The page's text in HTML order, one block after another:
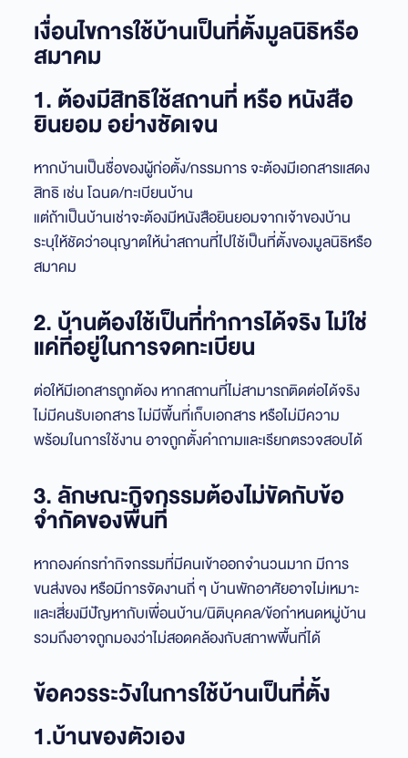
เงื่อนไขการใช้บ้านเป็นที่ตั้งมูลนิธิหรือ
สมาคม
1. ต้องมีสิทธิใช้สถานที่ หรือ หนังสือ
ยินยอม อย่างชัดเจน
หากบ้านเป็นชื่อของผู้ก่อตั้ง/กรรมการ จะต้องมีเอกสารแสดง
สิทธิ เช่น โฉนด/ทะเบียนบ้าน
แต่ถ้าเป็นบ้านเช่าจะต้องมีหนังสือยินยอมจากเจ้าของบ้าน
ระบุให้ชัดว่าอนุญาตให้นำสถานที่ไปใช้เป็นที่ตั้งของมูลนิธิหรือ
สมาคม
2. บ้านต้องใช้เป็นที่ทำการได้จริง ไม่ใช่
แค่ที่อยู่ในการจดทะเบียน
ต่อให้มีเอกสารถูกต้อง หากสถานที่ไม่สามารถติดต่อได้จริง
ไม่มีคนรับเอกสาร ไม่มีพื้นที่เก็บเอกสาร หรือไม่มีความ
พร้อมในการใช้งาน อาจถูกตั้งคำถามและเรียกตรวจสอบได้
3. ลักษณะกิจกรรมต้องไม่ขัดกับข้อ
จำกัดของพื้นที่
หากองค์กรทำกิจกรรมที่มีคนเข้าออกจำนวนมาก มีการ
ขนส่งของ หรือมีการจัดงานถี่ ๆ บ้านพักอาศัยอาจไม่เหมาะ
และเสี่ยงมีปัญหากับเพื่อนบ้าน/นิติบุคคล/ข้อกำหนดหมู่บ้าน
รวมถึงอาจถูกมองว่าไม่สอดคล้องกับสภาพพื้นที่ได้
ข้อควรระวังในการใช้บ้านเป็นที่ตั้ง
1.บ้านของตัวเอง